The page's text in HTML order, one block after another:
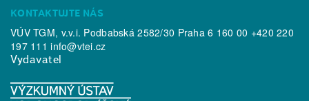
KONTAKTUJTE NÁS
VÚV TGM, v.v.i. Podbabská 2582/30 Praha 6 160 00 +420 220
197 111info@vtei.cz
Vydavatel